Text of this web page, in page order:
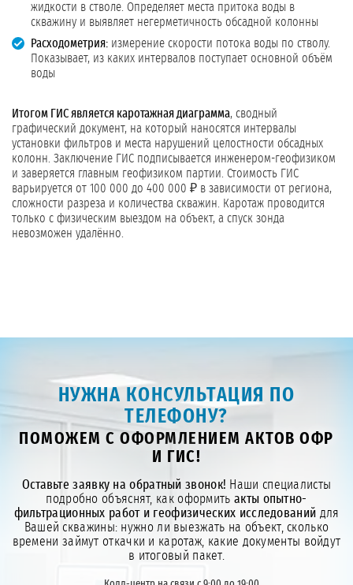
жидкости в стволе. Определяет места притока воды в
скважину и выявляет негерметичность обсадной колонны
Расходометрия: измерение скорости потока воды по стволу.
Показывает, из каких интервалов поступает основной объём
воды
Итогом ГИС является каротажная диаграмма, сводный
графический документ, на который наносятся интервалы
установки фильтров и места нарушений целостности обсадных
колонн. Заключение ГИС подписывается инженером-геофизиком
и заверяется главным геофизиком партии. Стоимость ГИС
варьируется от 100 000 до 400 000 ₽ в зависимости от региона,
сложности разреза и количества скважин. Каротаж проводится
только с физическим выездом на объект, а спуск зонда
невозможен удалённо.
НУЖНА КОНСУЛЬТАЦИЯ ПО
ТЕЛЕФОНУ?
ПОМОЖЕМ С ОФОРМЛЕНИЕМ АКТОВ ОФР
И ГИС!
Оставьте заявку на обратный звонок! Наши специалисты
подробно объяснят, как оформить акты опытно-
фильтрационных работ и геофизических исследований для
Вашей скважины: нужно ли выезжать на объект, сколько
времени займут откачки и каротаж, какие документы войдут
в итоговый пакет.